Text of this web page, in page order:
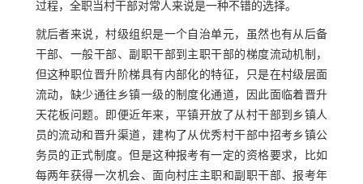
过程，全职当村干部对常人来说是一种不错的选择。
就后者来说，村级组织是一个自治单元，虽然也有从后备
干部、一般干部、副职干部到主职干部的梯度流动机制，
但这种职位晋升阶梯具有内部化的特征，只是在村级层面
流动，缺少通往乡镇一级的制度化通道，因此面临着晋升
天花板问题。即便近年来，平镇开放了从村干部到乡镇人
员的流动和晋升渠道，建构了从优秀村干部中招考乡镇公
务员的正式制度。但是这种报考有一定的资格要求，比如
每两年获得一次机会、面向村庄主职和副职干部、报考年